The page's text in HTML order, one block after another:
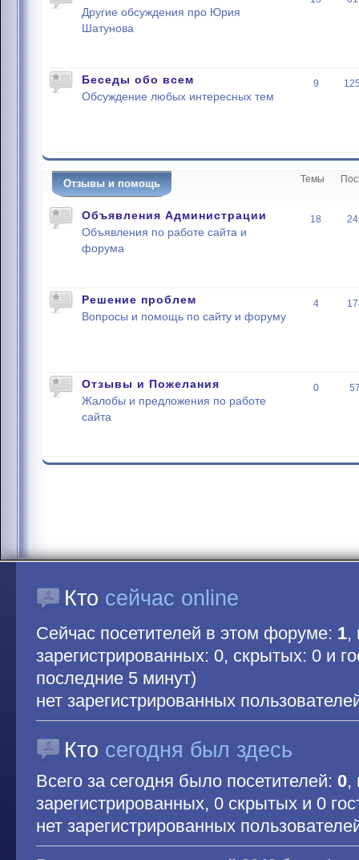
Другие обсуждения про Юрия
Шатунова
Беседы обо всем
Обсуждение любых интересных тем
9
Отзывы и помощь Темы
Объявления Администрации
Объявления по работе сайта и
форума
18
Решение проблем
Вопросы и помощь по сайту и форуму
4
Отзывы и Пожелания
Жалобы и предложения по работе
сайта
0
Кто сейчас online
Сейчас посетителей в этом форуме: 1,
зарегистрированных: 0, скрытых: 0 и
последние 5 минут)
нет зарегистрированных
Кто сегодня был здесь
Всего за сегодня было посетителей: 0,
зарегистрированных, 0 скрытых и 0
нет зарегистрированных